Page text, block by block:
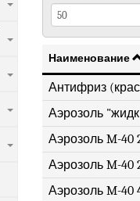
Наименование
Антифриз
Аэрозоль
Аэрозоль M-40
Аэрозоль M-40
Аэрозоль M-40